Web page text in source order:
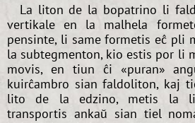
La liton de la bopatrino li
vertikale en la malhela
pensinte, li same formetis eĉ pli
la subtegmenton, kio estis por li
movis, en tiun ĉi «puran»
kuirĉambro sian faldoliton, kaj
lito de la edzino, metis la
transportis ankaŭ sian tiel